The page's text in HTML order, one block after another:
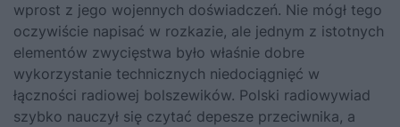
wprost z jego wojennych doświadczeń. Nie mógł tego
oczywiście napisać w rozkazie, ale jednym z istotnych
elementów zwycięstwa było właśnie dobre
wykorzystanie technicznych niedociągnięć w
łączności radiowej bolszewików. Polski radiowywiad
szybko nauczył się czytać depesze przeciwnika, a